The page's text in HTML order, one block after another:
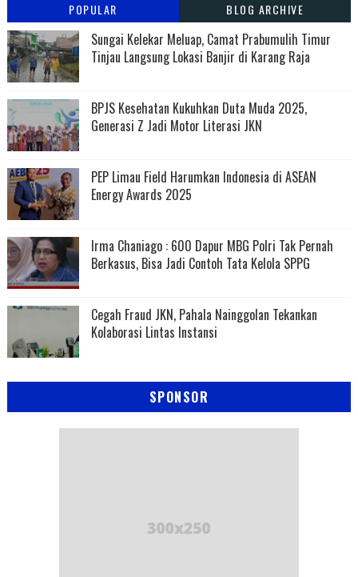
POPULAR BLOG ARCHIVE
Sungai Kelekar Meluap, Camat Prabumulih Timur
Tinjau Langsung Lokasi Banjir di Karang Raja
BPJS Kesehatan Kukuhkan Duta Muda 2025,
Generasi Z Jadi Motor Literasi JKN
PEP Limau Field Harumkan Indonesia di ASEAN
Energy Awards 2025
Irma Chaniago : 600 Dapur MBG Polri Tak Pernah
Berkasus, Bisa Jadi Contoh Tata Kelola SPPG
Cegah Fraud JKN, Pahala Nainggolan Tekankan
Kolaborasi Lintas Instansi
SPONSOR